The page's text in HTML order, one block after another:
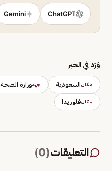
ChatGPT
Gemini
وَرَد في الخبر
مكانالسعودية جهةوزارة الصحة
مكانفلوريدا
التعليقات(
0
)